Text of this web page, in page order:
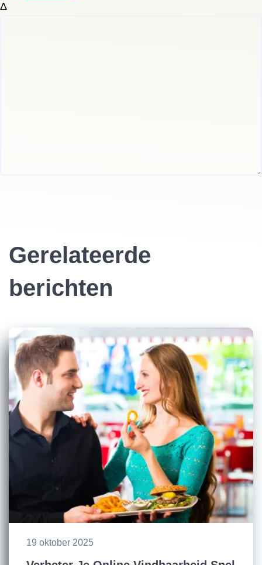
Δ
Gerelateerde
berichten
19 oktober 2025